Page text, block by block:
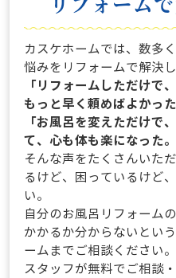
カスケホームでは、数多
悩みをリフォームで解決し
「リフォームしただけで
もっと早く頼めばよかった
「お風呂を変えただけで
て、心も体も楽になった。
そんな声をたくさんいた
るけど、困っているけど
い。
自分のお風呂リフォーム
かかるか分からないとい
ームまでご相談ください。
スタッフが無料でご相談